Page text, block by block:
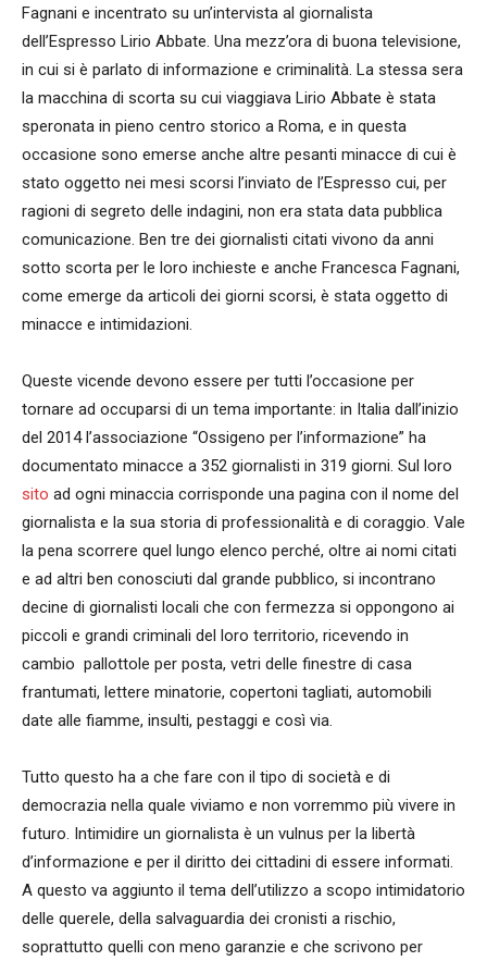
Fagnani e incentrato su un’intervista al giornalista
dell’Espresso Lirio Abbate. Una mezz’ora di buona televisione,
in cui si è parlato di informazione e criminalità. La stessa sera
la macchina di scorta su cui viaggiava Lirio Abbate è stata
speronata in pieno centro storico a Roma, e in questa
occasione sono emerse anche altre pesanti minacce di cui è
stato oggetto nei mesi scorsi l’inviato de l’Espresso cui, per
ragioni di segreto delle indagini, non era stata data pubblica
comunicazione. Ben tre dei giornalisti citati vivono da anni
sotto scorta per le loro inchieste e anche Francesca Fagnani,
come emerge da articoli dei giorni scorsi, è stata oggetto di
minacce e intimidazioni.
Queste vicende devono essere per tutti l’occasione per
tornare ad occuparsi di un tema importante: in Italia dall’inizio
del 2014 l’associazione “Ossigeno per l’informazione” ha
documentato minacce a 352 giornalisti in 319 giorni. Sul loro
sito ad ogni minaccia corrisponde una pagina con il nome del
giornalista e la sua storia di professionalità e di coraggio. Vale
la pena scorrere quel lungo elenco perché, oltre ai nomi citati
e ad altri ben conosciuti dal grande pubblico, si incontrano
decine di giornalisti locali che con fermezza si oppongono ai
piccoli e grandi criminali del loro territorio, ricevendo in
cambio pallottole per posta, vetri delle finestre di casa
frantumati, lettere minatorie, copertoni tagliati, automobili
date alle fiamme, insulti, pestaggi e così via.
Tutto questo ha a che fare con il tipo di società e di
democrazia nella quale viviamo e non vorremmo più vivere in
futuro. Intimidire un giornalista è un vulnus per la libertà
d’informazione e per il diritto dei cittadini di essere informati.
A questo va aggiunto il tema dell’utilizzo a scopo intimidatorio
delle querele, della salvaguardia dei cronisti a rischio,
soprattutto quelli con meno garanzie e che scrivono per